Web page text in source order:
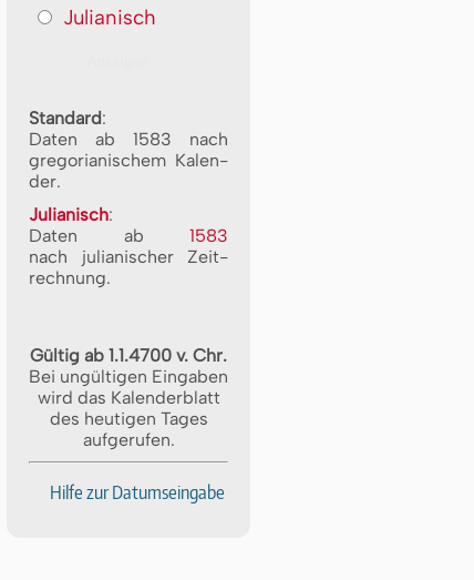
Julianisch
Standard:
Daten ab 1583 nach
gre­go­ri­a­ni­schem Ka­len­
der.
Julianisch:
Daten ab 1583
nach ju­li­a­ni­scher Zeit­
rech­nung.
Gültig ab 1.1.4700 v. Chr.
Bei ungültigen Eingaben
wird das Kalenderblatt
des heutigen Tages
aufgerufen.
Hilfe zur Datumseingabe